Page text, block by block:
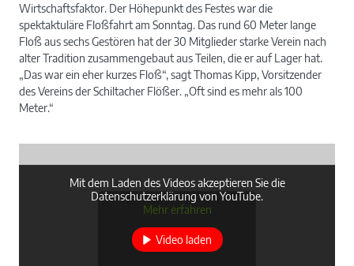
Wirtschaftsfaktor. Der Höhepunkt des Festes war die
spektaktuläre Floßfahrt am Sonntag. Das rund 60 Meter lange
Floß aus sechs Gestören hat der 30 Mitglieder starke Verein nach
alter Tradition zusammengebaut aus Teilen, die er auf Lager hat.
„Das war ein eher kurzes Floß“, sagt Thomas Kipp, Vorsitzender
des Vereins der Schiltacher Flößer. „Oft sind es mehr als 100
Meter.“
Mit dem Laden des Videos akzeptieren Sie die
Datenschutzerklärung von YouTube.
Mehr erfahren
Video laden